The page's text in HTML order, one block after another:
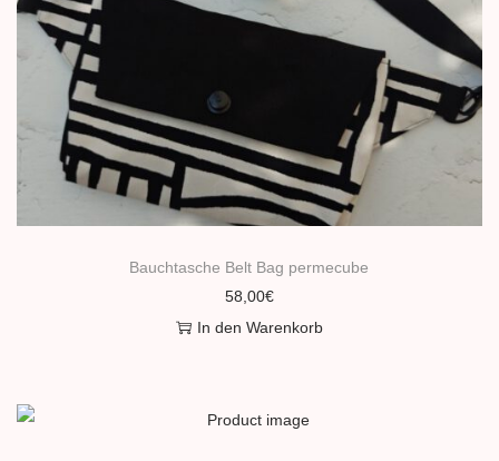
Bauchtasche Belt Bag permecube
58,00€
In den Warenkorb